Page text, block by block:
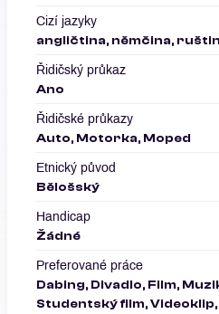
Cizí jazyky
angličtina, němčina,
Řidičský průkaz
Ano
Řidičské průkazy
Auto, Motorka, Moped
Etnický původ
Bělošský
Handicap
Žádné
Preferované práce
Dabing, Divadlo, Film,
Studentský film,